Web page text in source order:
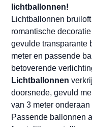
lichtballonnen!
Lichtballonnen
romantische
gevulde transparante
meter en passende
betoverende
Lichtballonnen
doorsnede, gevuld
van 3 meter
Passende ballonnen